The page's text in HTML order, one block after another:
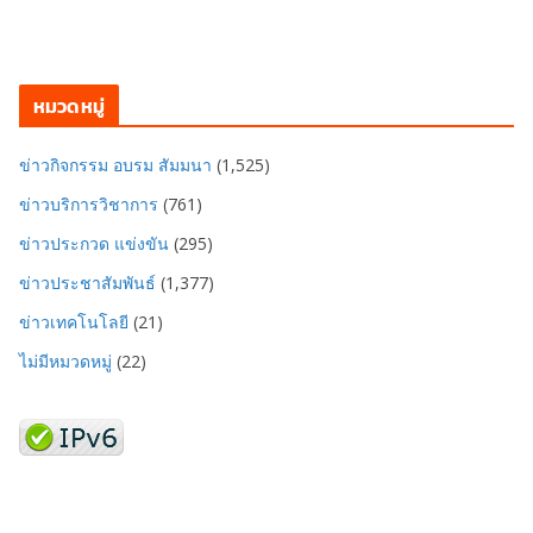
หมวดหมู่
ข่าวกิจกรรม อบรม สัมมนา (1,525)
ข่าวบริการวิชาการ (761)
ข่าวประกวด แข่งขัน (295)
ข่าวประชาสัมพันธ์ (1,377)
ข่าวเทคโนโลยี (21)
ไม่มีหมวดหมู่ (22)